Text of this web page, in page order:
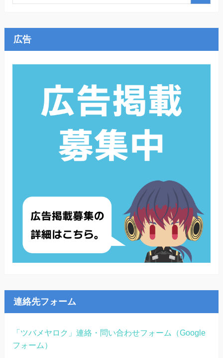
広告
連絡先フォーム
「ツバメヤロク」連絡・問い合わせフォーム（Google
フォーム）